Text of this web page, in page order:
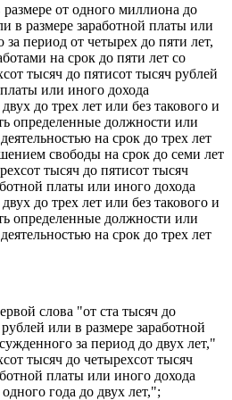
от одного миллиона до
в размере заработной платы или
период от четырех до пяти лет,
на срок до пяти лет со
тысяч до пятисот тысяч рублей
или иного дохода
до трех лет или без такового и
определенные должности или
на срок до трех лет
свободы на срок до семи лет
тысяч до пятисот тысяч
платы или иного дохода
до трех лет или без такового и
определенные должности или
на срок до трех лет
слова "от ста тысяч до
или в размере заработной
за период до двух лет,"
тысяч до четырехсот тысяч
платы или иного дохода
года до двух лет,";